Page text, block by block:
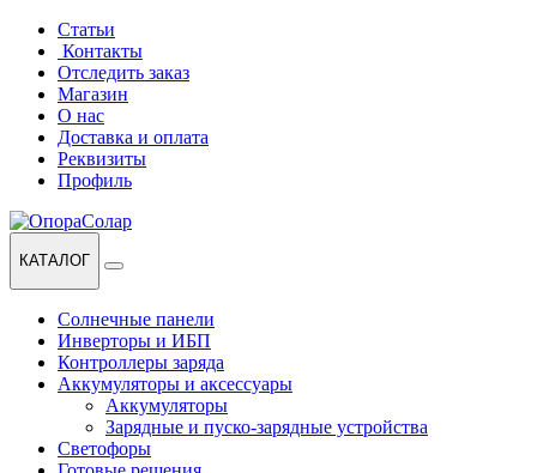
Перейти
навигации
Перейти
содержанию
Статьи
Контакты
Отследить заказ
Магазин
О нас
Доставка и оплата
Реквизиты
Профиль
КАТАЛОГ
Солнечные панели
Инверторы и ИБП
Контроллеры заряда
Аккумуляторы и аксессуары
Аккумуляторы
Зарядные и пуско-зарядные устройства
Светофоры